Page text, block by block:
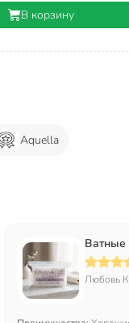
В корзину
Aquella
Ватные
Любовь